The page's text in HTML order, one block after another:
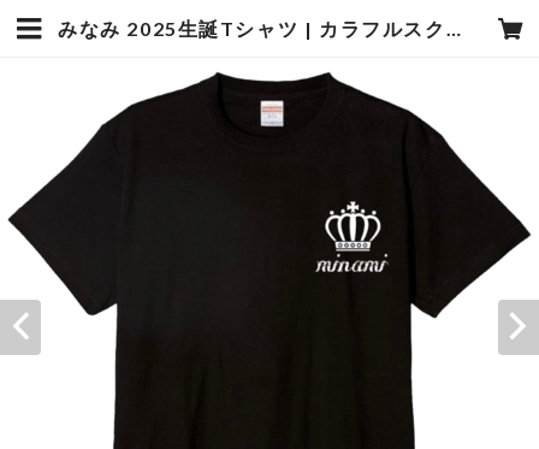
みなみ 2025生誕Tシャツ | カラフルスクリーム【公式】